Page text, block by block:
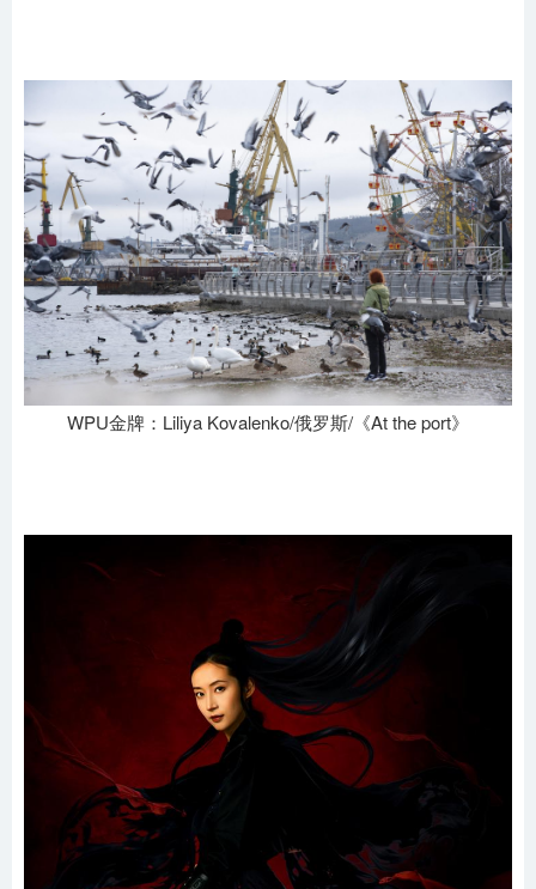
WPU金牌：Liliya Kovalenko/俄罗斯/《At the port》